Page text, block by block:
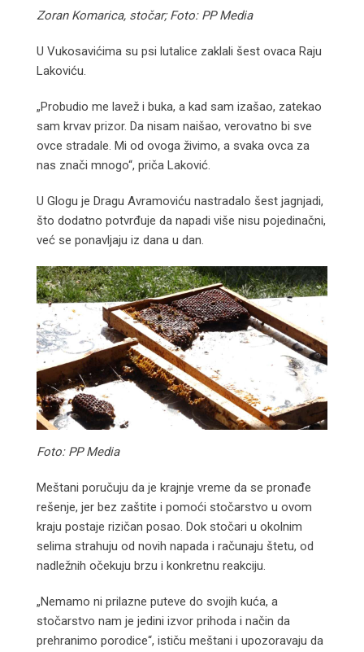
Zoran Komarica, stočar; Foto: PP Media
U Vukosavićima su psi lutalice zaklali šest ovaca Raju
Lakoviću.
„Probudio me lavež i buka, a kad sam izašao, zatekao
sam krvav prizor. Da nisam naišao, verovatno bi sve
ovce stradale. Mi od ovoga živimo, a svaka ovca za
nas znači mnogo“, priča Laković.
U Glogu je Dragu Avramoviću nastradalo šest jagnjadi,
što dodatno potvrđuje da napadi više nisu pojedinačni,
već se ponavljaju iz dana u dan.
Foto: PP Media
Meštani poručuju da je krajnje vreme da se pronađe
rešenje, jer bez zaštite i pomoći stočarstvo u ovom
kraju postaje rizičan posao. Dok stočari u okolnim
selima strahuju od novih napada i računaju štetu, od
nadležnih očekuju brzu i konkretnu reakciju.
„Nemamo ni prilazne puteve do svojih kuća, a
stočarstvo nam je jedini izvor prihoda i način da
prehranimо porodice“, ističu meštani i upozoravaju da